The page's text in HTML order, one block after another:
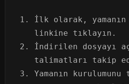
İlk olarak, yamanın
linkine tıklayın.
İndirilen dosyayı
talimatları takip
Yamanın kurulumunu